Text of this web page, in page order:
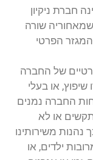
חברת ניקיון
שמאחוריה שורה
הפרטי
של החברה
או בעלי
החברה נמנים
או לא
משירותינו
ילדים, או